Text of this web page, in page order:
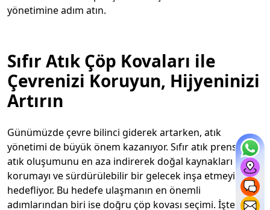
yönetimine adım atın.
Sıfır Atık Çöp Kovaları ile
Çevrenizi Koruyun, Hijyeninizi
Artırın
Günümüzde çevre bilinci giderek artarken, atık
yönetimi de büyük önem kazanıyor. Sıfır atık prensibi,
atık oluşumunu en aza indirerek doğal kaynakları
korumayı ve sürdürülebilir bir gelecek inşa etmeyi
hedefliyor. Bu hedefe ulaşmanın en önemli
adımlarından biri ise doğru çöp kovası seçimi. İşte tam